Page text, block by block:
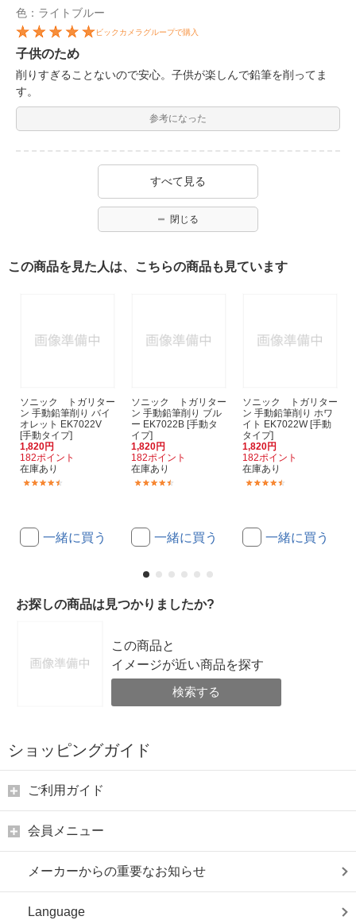
色：ライトブルー
ビックカメラグループで購入
子供のため
削りすぎることないので安心。子供が楽しんで鉛筆を削ってま
す。
参考になった
すべて見る
閉じる
この商品を見た人は、こちらの商品も見ています
ソニック トガリター
ン 手動鉛筆削り バイ
オレット EK7022V
[手動タイプ]
1,820円
182ポイント
在庫あり
一緒に買う
ソニック トガリター
ン 手動鉛筆削り ブル
ー EK7022B [手動タ
イプ]
1,820円
182ポイント
在庫あり
一緒に買う
ソニック トガリター
ン 手動鉛筆削り ホワ
イト EK7022W [手動
タイプ]
1,820円
182ポイント
在庫あり
一緒に買う
お探しの商品は見つかりましたか?
この商品と
イメージが近い商品を探す
検索する
ショッピングガイド
ご利用ガイド
会員メニュー
メーカーからの重要なお知らせ
Language